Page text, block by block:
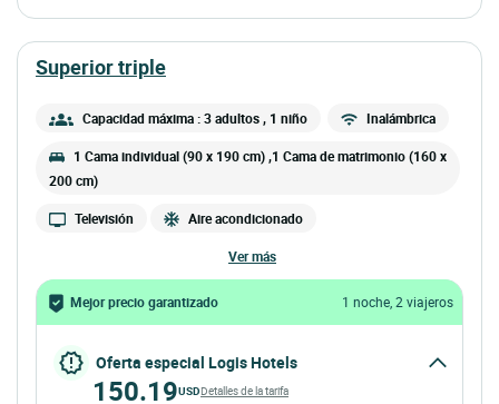
superior triple
Capacidad máxima : 3 adultos, 1 niño Inalámbrica
1 Cama individual (90 x 190 cm) ,1 Cama de matrimonio (160 x
200 cm)
Televisión Aire acondicionado
ver más
Mejor precio garantizado 1 noche, 2 viajeros
Oferta especial Logis Hotels
150.19USDDetalles de la tarifa